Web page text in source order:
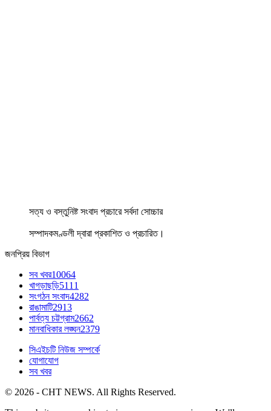
সত্য ও বস্তুনিষ্ট সংবাদ প্রচারে সর্বদা সোচ্চার
সম্পাদকমণ্ডলী দ্বারা প্রকাশিত ও প্রচারিত।
জনপ্রিয় বিভাগ
সব খবর10064
খাগড়াছড়ি5111
সংগঠন সংবাদ4282
রাঙামাটি2913
পার্বত্য চট্টগ্রাম2662
মানবাধিকার লঙ্ঘন2379
সিএইচটি নিউজ সম্পর্কে
যোগাযোগ
সব খবর
© 2026 - CHT NEWS. All Rights Reserved.